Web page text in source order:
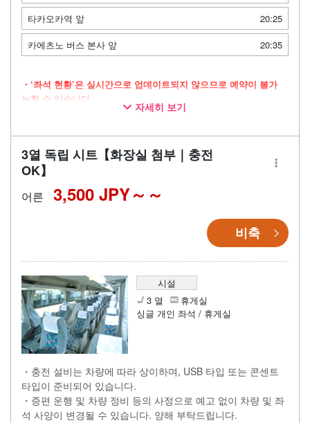
타카오카역 앞
20:25
카에츠노 버스 본사 앞
20:35
・‘좌석 현황’은 실시간으로 업데이트되지 않으므로 예약이 불가
능할 수 있습니다.
・이동 시간을 쾌적하게 보낼 수 있는 Wi-Fi 제공
자세히 보기
3열 독립 시트【화장실 첨부｜충전
OK】
어른 3,500 JPY～
비축
시설
3 열
휴게실
싱글 개인 좌석 / 휴게실
・충전 설비는 차량에 따라 상이하며, USB 타입 또는 콘센트
타입이 준비되어 있습니다.
・증편 운행 및 차량 정비 등의 사정으로 예고 없이 차량 및 좌
석 사양이 변경될 수 있습니다. 양해 부탁드립니다.